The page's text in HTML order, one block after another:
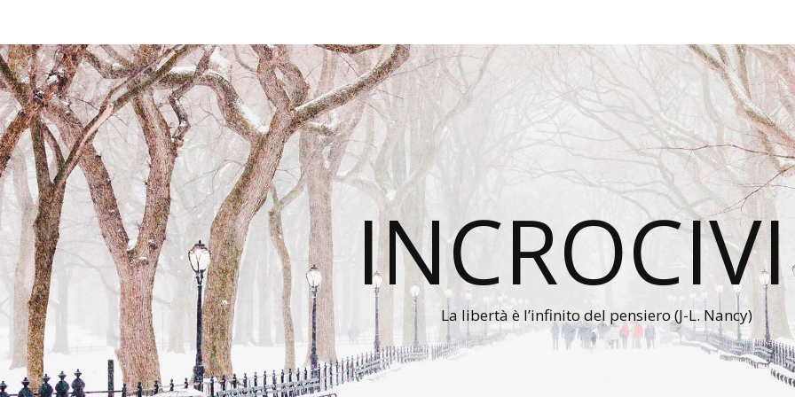
La libertà è l’infinito del pensiero (J-L. Nancy)